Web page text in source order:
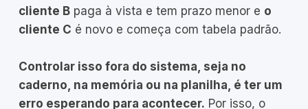
cliente Bpaga à vista e tem prazo menor e o
cliente C é novo e começa com tabela padrão.
Controlar isso fora do sistema, seja no
caderno, na memória ou na planilha, é ter um
erro esperando para acontecer. Por isso, o